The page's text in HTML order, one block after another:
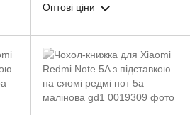
Оптові ціни